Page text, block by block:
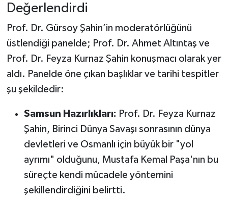
Değerlendirdi
Prof. Dr. Gürsoy Şahin’in moderatörlüğünü
üstlendiği panelde; Prof. Dr. Ahmet Altıntaş ve
Prof. Dr. Feyza Kurnaz Şahin konuşmacı olarak yer
aldı. Panelde öne çıkan başlıklar ve tarihi tespitler
şu şekildedir:
Samsun Hazırlıkları: Prof. Dr. Feyza Kurnaz
Şahin, Birinci Dünya Savaşı sonrasının dünya
devletleri ve Osmanlı için büyük bir "yol
ayrımı" olduğunu, Mustafa Kemal Paşa'nın bu
süreçte kendi mücadele yöntemini
şekillendirdiğini belirtti.